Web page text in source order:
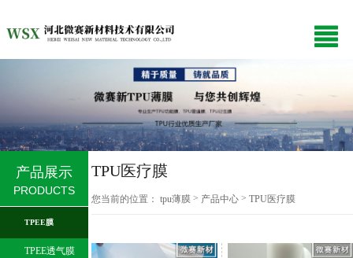
产品展示
PRODUCTS
TPEE膜
TPEE透气膜
TPU医疗膜
您当前的位置： tpu薄膜 > 产品中心 >TPU医疗膜